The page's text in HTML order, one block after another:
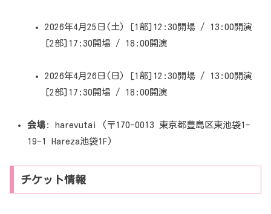
2026年4月25日(土) [1部]12:30開場 / 13:00開演
[2部]17:30開場 / 18:00開演
2026年4月26日(日) [1部]12:30開場 / 13:00開演
[2部]17:30開場 / 18:00開演
会場 : harevutai (〒170-0013 東京都豊島区東池袋1-
19-1 Hareza池袋1F)
チケット情報